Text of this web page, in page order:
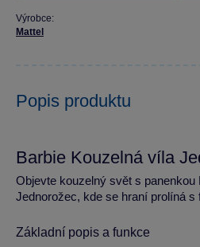
Výrobce:
Mattel
Popis produktu
Barbie Kouzelná víla
Objevte kouzelný svět s panenkou
Jednorožec, kde se hraní prolíná
Základní popis a funkce